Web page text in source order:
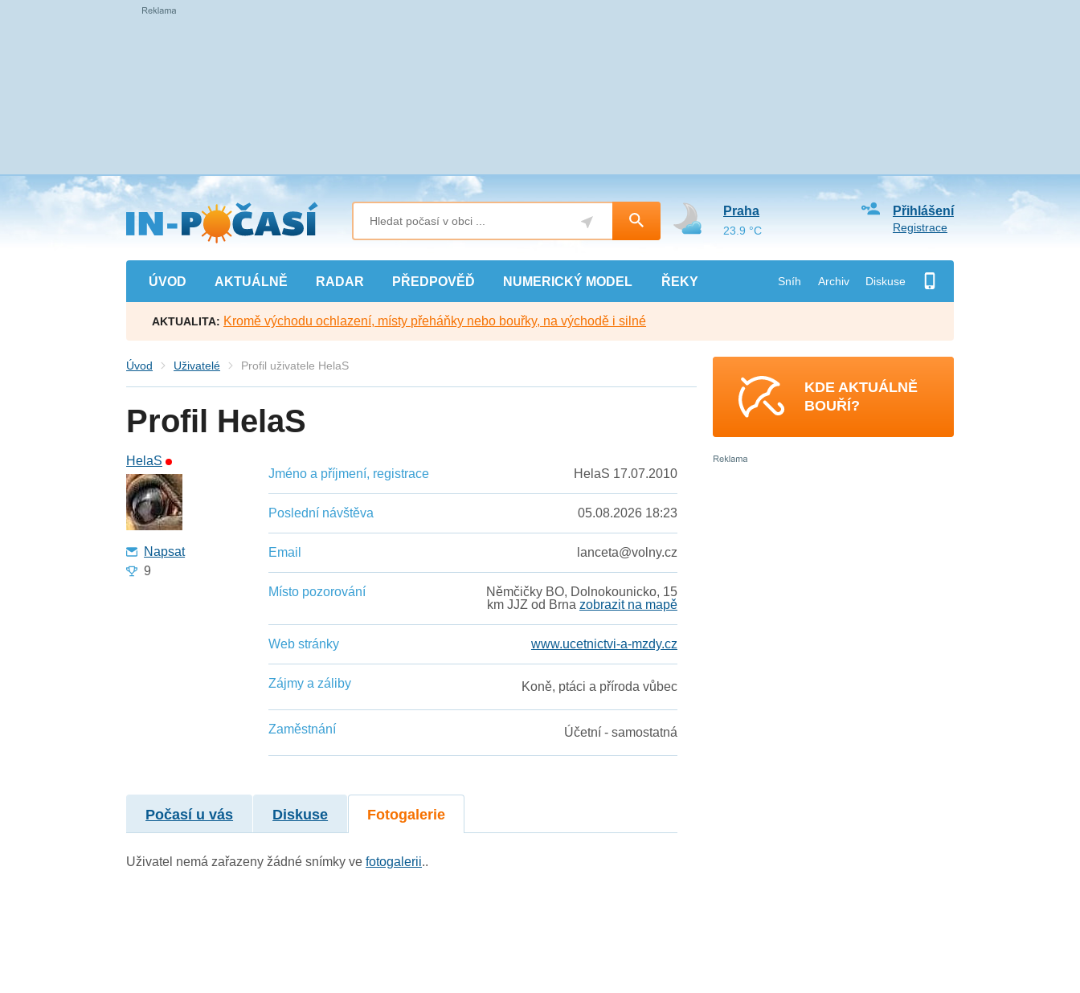
Přejít
na
hlavní
obsah
ÚVOD AKTUÁLNĚ RADAR PŘEDPOVĚĎ NUMERICKÝ MODEL ŘEKY Sníh Archiv Diskuse
Přihlášení
Registrace
Praha
23.9 °C
AKTUALITA: Kromě východu ochlazení, místy přeháňky nebo bouřky, na východě i silné
Úvod Uživatelé Profil uživatele HelaS
Profil HelaS
HelaS
Napsat
9
Jméno a příjmení, registrace HelaS 17.07.2010
Poslední návštěva 05.08.2026 18:23
Email lanceta@volny.cz
Místo pozorování
Němčičky BO, Dolnokounicko, 15
km JJZ od Brna zobrazit na mapě
Web stránky www.ucetnictvi-a-mzdy.cz
Zájmy a záliby Koně, ptáci a příroda vůbec
Zaměstnání Účetní - samostatná
Počasí u vás Diskuse Fotogalerie
Uživatel nemá zařazeny žádné snímky vefotogalerii..
KDE AKTUÁLNĚ
BOUŘÍ?